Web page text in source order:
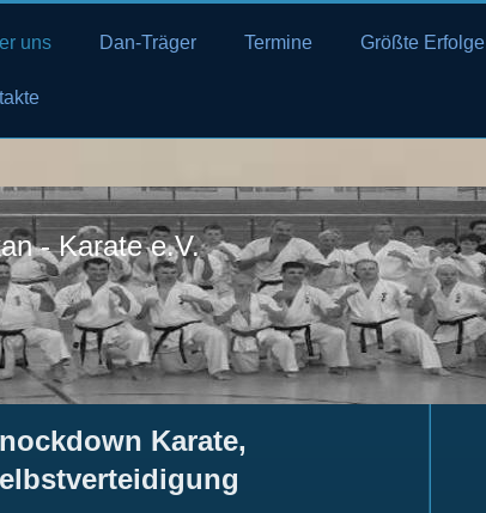
uns Dan-Träger Termine Größte Erfolge
- Karate e.V.
Karate,